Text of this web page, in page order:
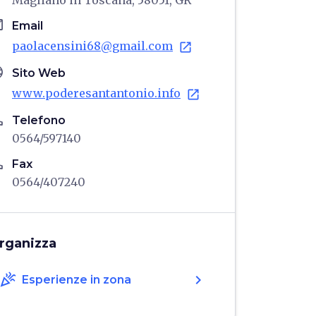
Email
paolacensini68@gmail.com open_in_new
Sito Web
www.poderesantantonio.info open_in_new
Telefono
0564/597140
Fax
0564/407240
celebration Esperienze in zona chevron_right